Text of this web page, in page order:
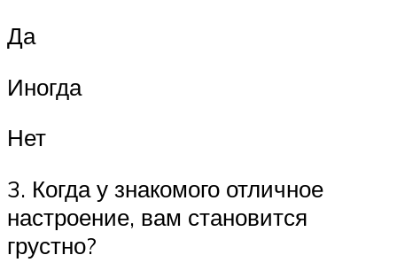
Да
Иногда
Нет
3. Когда у знакомого отличное
настроение, вам становится
грустно?